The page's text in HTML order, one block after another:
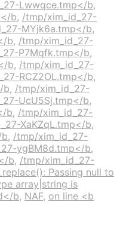
Lwwqce.tmp</b,
b, /tmp/xim_id_27-
MYjk6a.tmp</b,
b, /tmp/xim_id_27-
P7Mqfk.tmp</b,
b, /tmp/xim_id_27-
RCZ2OL.tmp</b,
b, /tmp/xim_id_27-
UcU5Sj.tmp</b,
b, /tmp/xim_id_27-
XaKZqL.tmp</b,
, /tmp/xim_id_27-
ygBM8d.tmp</b,
b, /tmp/xim_id_27-
Passing null to
array|string is
b, NAF, on line <b